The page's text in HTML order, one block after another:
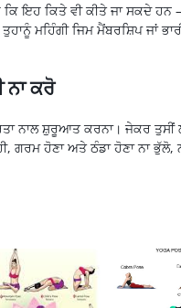
ਇਹ ਕਿਤੇ ਵੀ ਕੀਤੇ ਜਾ ਸਕਦੇ ਹਨ
ਮਹਿੰਗੀ ਜਿਮਮੈਂਬਰਸ਼ਿਪਜਾਂ
ਕਰੋ
ਨਾਲਸ਼ੁਰੂਆਤਕਰਨਾ। ਜੇਕਰ ਤੁਸੀਂ
ਗਰਮ ਹੋਣਾ ਅਤੇ ਠੰਡਾ ਹੋਣਾ ਨਾ ਭੁੱਲੋ,